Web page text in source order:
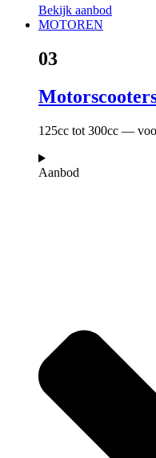
Bekijk aanbod
MOTOREN
03
125cc tot 300cc —
Aanbod